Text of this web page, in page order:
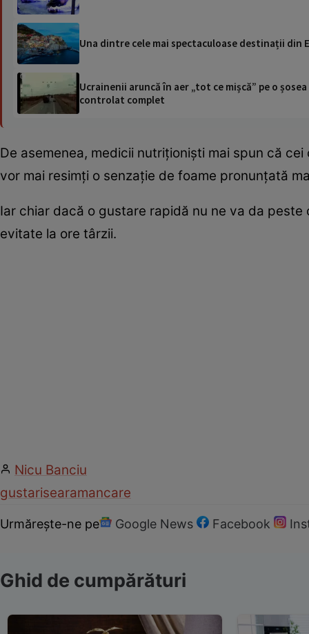
Una dintre cele mai spectaculoase destinații din
Ucrainenii aruncă în aer „tot ce mișcă” pe o
controlat complet
De asemenea, medicii nutriționiști mai spun că
vor mai resimți o senzație de foame pronunțată
Iar chiar dacă o gustare rapidă nu ne va da
evitate la ore târzii.
Nicu Banciu
gustarisearamancare
Urmărește-ne pe Google News Facebook
Ghid de cumpărături